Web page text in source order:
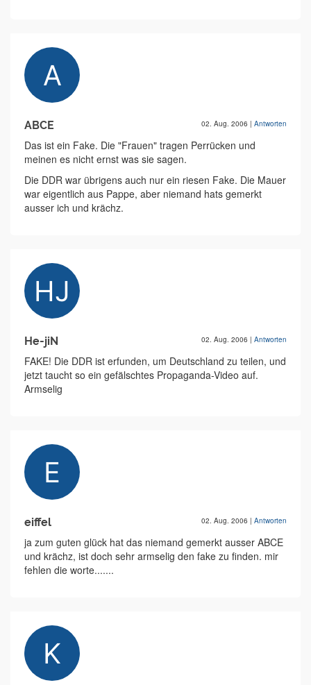
ABCE 02. Aug. 2006 | Antworten
Das ist ein Fake. Die "Frauen" tragen Perrücken und
meinen es nicht ernst was sie sagen.
Die DDR war übrigens auch nur ein riesen Fake. Die Mauer
war eigentlich aus Pappe, aber niemand hats gemerkt
ausser ich und krächz.
He-jiN 02. Aug. 2006 | Antworten
FAKE! Die DDR ist erfunden, um Deutschland zu teilen, und
jetzt taucht so ein gefälschtes Propaganda-Video auf.
Armselig
eiffel 02. Aug. 2006 | Antworten
ja zum guten glück hat das niemand gemerkt ausser ABCE
und krächz, ist doch sehr armselig den fake zu finden. mir
fehlen die worte.......